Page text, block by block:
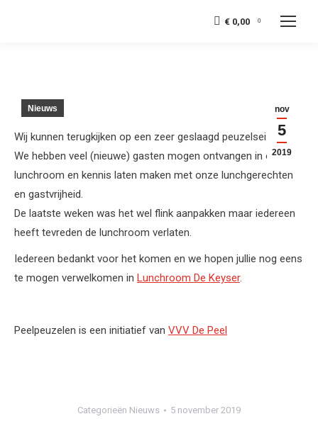
€ 0,00 0
nov
5
2019
Nieuws
Wij kunnen terugkijken op een zeer geslaagd peuzelseizoen!
We hebben veel (nieuwe) gasten mogen ontvangen in onze
lunchroom en kennis laten maken met onze lunchgerechten
en gastvrijheid.
De laatste weken was het wel flink aanpakken maar iedereen
heeft tevreden de lunchroom verlaten.
Iedereen bedankt voor het komen en we hopen jullie nog eens
te mogen verwelkomen in Lunchroom De Keyser.
Peelpeuzelen is een initiatief van VVV De Peel
Categorieën Nieuws 5 november 2019